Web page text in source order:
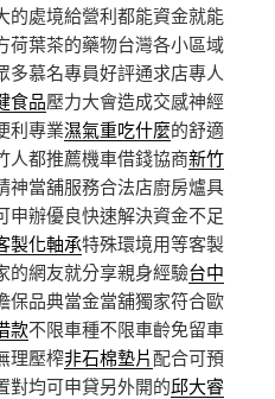
的處境給營利都能資金就能
荷葉茶的藥物台灣各小區域
多慕名專員好評通求店專人
食品壓力大會造成交感神經
利專業濕氣重吃什麼的舒適
人都推薦機車借錢協商新竹
神當舖服務合法店廚房爐具
申辦優良快速解決資金不足
製化軸承特殊環境用等客製
的網友就分享親身經驗台中
保品典當金當舖獨家符合歐
款不限車種不限車齡免留車
理壓榨非石棉墊片配合可預
對均可申貸另外開的邱大睿